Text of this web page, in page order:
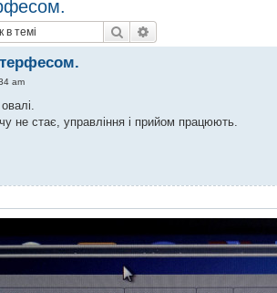
Пошук
am
не стає, управління і прийом працюють.